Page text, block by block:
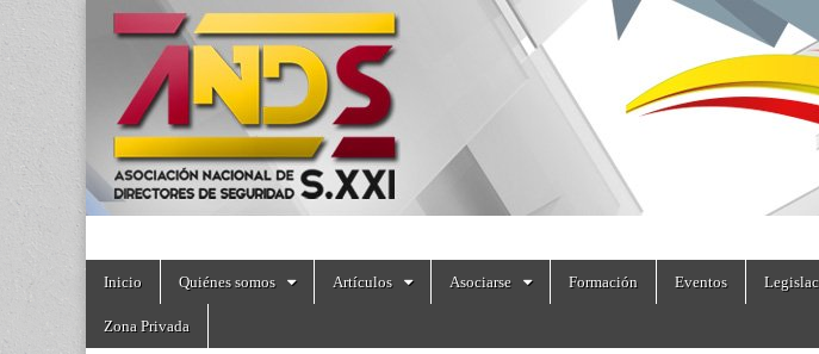
directoresdeseguridad.es
Main
Skip
content
Inicio Quiénes somos Artículos Asociarse Formación Eventos
Zona Privada